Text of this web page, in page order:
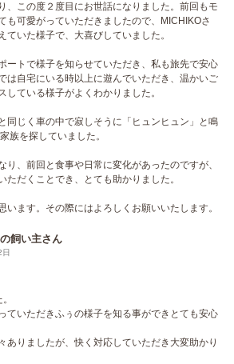
、この度２度目にお世話になりました。前回もモ
も可愛がっていただきましたので、MICHIKOさ
ていた様子で、大喜びしていました。
ートで様子を知らせていただき、私も旅先で安心
は自宅にいる時以上に遊んでいただき、温かいご
している様子がよくわかりました。
同じく車の中で寂しそうに「ヒュンヒュン」と鳴
族を探していました。
り、前回と食事や日常に変化があったのですが、
ただくことでき、とても助かりました。
います。その際にはよろしくお願いいたします。
飼い主さん
ていただきふぅの様子を知る事ができとても安心
ありましたが、快く対応していただき大変助かり